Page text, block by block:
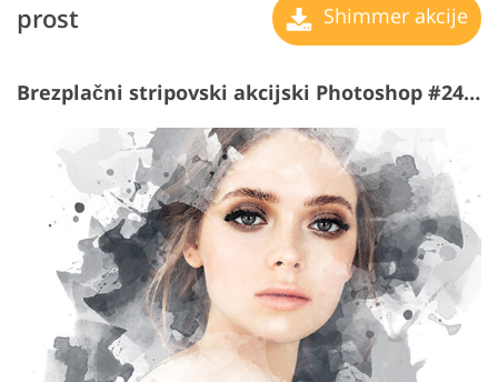
prost Shimmer akcije
Brezplačni stripovski akcijski Photoshop #24 "Watercolor"